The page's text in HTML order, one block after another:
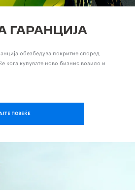
ГАРАНЦИЈА
обезбедува покритие според
кога купувате ново бизнис возило и
ПОВЕЌЕ